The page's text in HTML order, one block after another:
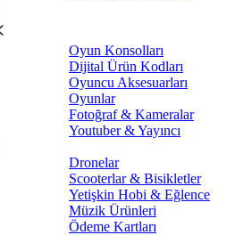
Oyun Konsolları
Dijital Ürün Kodları
Oyuncu Aksesuarları
Oyunlar
Fotoğraf & Kameralar
Youtuber & Yayıncı
Dronelar
Scooterlar & Bisikletler
Yetişkin Hobi & Eğlence
Müzik Ürünleri
Ödeme Kartları